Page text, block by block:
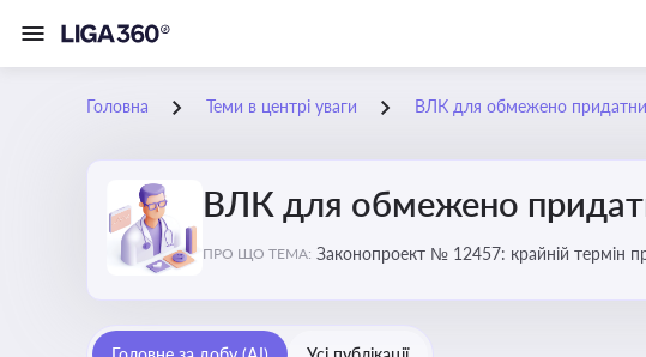
Головна Теми в центрі уваги ВЛК для обмежено
ВЛК для обмежено
ПРО ЩО ТЕМА: Законопроект № 12457: крайній термін